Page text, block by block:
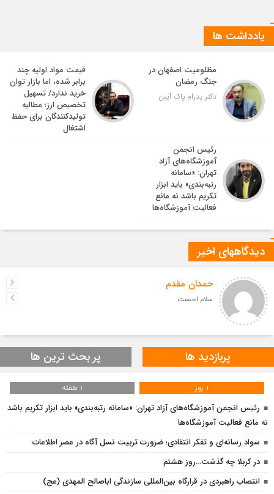
یادداشت ها
مظلومیت اصفهان در
جنگ رمضان
دکتر پدرام پاک آیین
قیمت مواد اولیه چند
برابر شده، اما بازار توان
خرید ندارد/ تسهیل
تخصیص ارز؛ مطالبه
تولیدکنندگان برای حفظ
اشتغال
رئیس انجمن
آموزشگاه‌های آزاد
تهران: «سامانه
رتبه‌بندی» باید ابزار
تکریم باشد نه مانع
فعالیت آموزشگاه‌ها
دیدگاههای اخیر
حمدان مقدم
سلام احسنت
پربازدید ها پر بحث ترین ها
1 روز
1 هفته
رئیس انجمن آموزشگاه‌های آزاد تهران: «سامانه رتبه‌بندی» باید ابزار تکریم باشد
نه مانع فعالیت آموزشگاه‌ها
سواد رسانه‌ای و تفکر انتقادی؛ ضرورت تربیت نسل آگاه در عصر اطلاعات
در کربلا چه گذشت…روز هشتم
انتصاب راهبردی در قرارگاه بین‌المللی سازندگی اباصالح المهدی (عج)